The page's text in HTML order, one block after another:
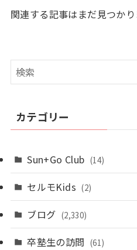
関連する記事はまだ見つかり
カテゴリー
Sun+Go Club (14)
セルモKids (2)
ブログ (2,330)
卒塾生の訪問 (61)